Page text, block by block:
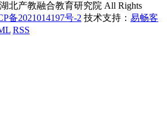
北产教融合教育研究院 All Rights
备2021014197号-2 技术支持： 易畅客
RSS